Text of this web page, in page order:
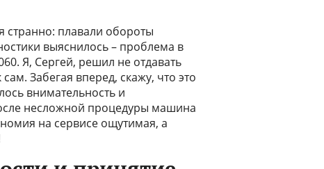
странно: плавали обороты
выяснилось – проблема в
Я, Сергей, решил не отдавать
Забегая вперед, скажу, что это
внимательность и
несложной процедуры машина
на сервисе ощутимая, а